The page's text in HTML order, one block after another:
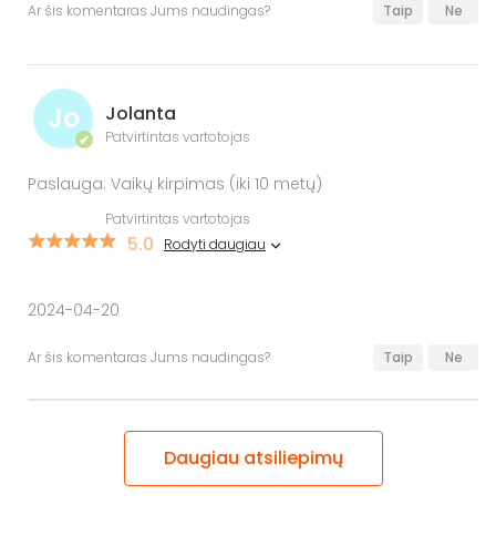
Ar šis komentaras Jums naudingas? Taip Ne
Jo
✔
Jolanta
Patvirtintas vartotojas
Paslauga: Vaikų kirpimas (iki 10 metų)
Patvirtintas vartotojas
5.0 Rodyti daugiau
2024-04-20
Ar šis komentaras Jums naudingas? Taip Ne
Daugiau atsiliepimų